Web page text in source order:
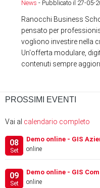
News - Pubblicato il 27-05-
Ranocchi Business
pensato per
vogliono investire nella
Un'offerta modulare,
contenuti sempre
PROSSIMI EVENTI
Vai al calendario completo
08
Set
Demo online - GIS
online
09
Set
Demo online - GIS
online